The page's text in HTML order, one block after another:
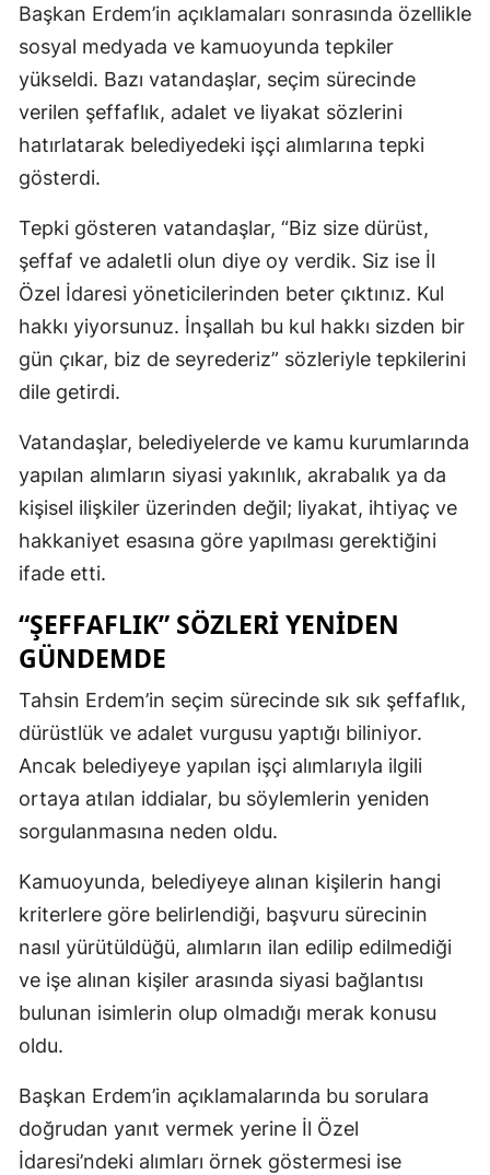
Başkan Erdem’in açıklamaları sonrasında özellikle
sosyal medyada ve kamuoyunda tepkiler
yükseldi. Bazı vatandaşlar, seçim sürecinde
verilen şeffaflık, adalet ve liyakat sözlerini
hatırlatarak belediyedeki işçi alımlarına tepki
gösterdi.
Tepki gösteren vatandaşlar, “Biz size dürüst,
şeffaf ve adaletli olun diye oy verdik. Siz ise İl
Özel İdaresi yöneticilerinden beter çıktınız. Kul
hakkı yiyorsunuz. İnşallah bu kul hakkı sizden bir
gün çıkar, biz de seyrederiz” sözleriyle tepkilerini
dile getirdi.
Vatandaşlar, belediyelerde ve kamu kurumlarında
yapılan alımların siyasi yakınlık, akrabalık ya da
kişisel ilişkiler üzerinden değil; liyakat, ihtiyaç ve
hakkaniyet esasına göre yapılması gerektiğini
ifade etti.
“ŞEFFAFLIK” SÖZLERİ YENİDEN
GÜNDEMDE
Tahsin Erdem’in seçim sürecinde sık sık şeffaflık,
dürüstlük ve adalet vurgusu yaptığı biliniyor.
Ancak belediyeye yapılan işçi alımlarıyla ilgili
ortaya atılan iddialar, bu söylemlerin yeniden
sorgulanmasına neden oldu.
Kamuoyunda, belediyeye alınan kişilerin hangi
kriterlere göre belirlendiği, başvuru sürecinin
nasıl yürütüldüğü, alımların ilan edilip edilmediği
ve işe alınan kişiler arasında siyasi bağlantısı
bulunan isimlerin olup olmadığı merak konusu
oldu.
Başkan Erdem’in açıklamalarında bu sorulara
doğrudan yanıt vermek yerine İl Özel
İdaresi’ndeki alımları örnek göstermesi ise